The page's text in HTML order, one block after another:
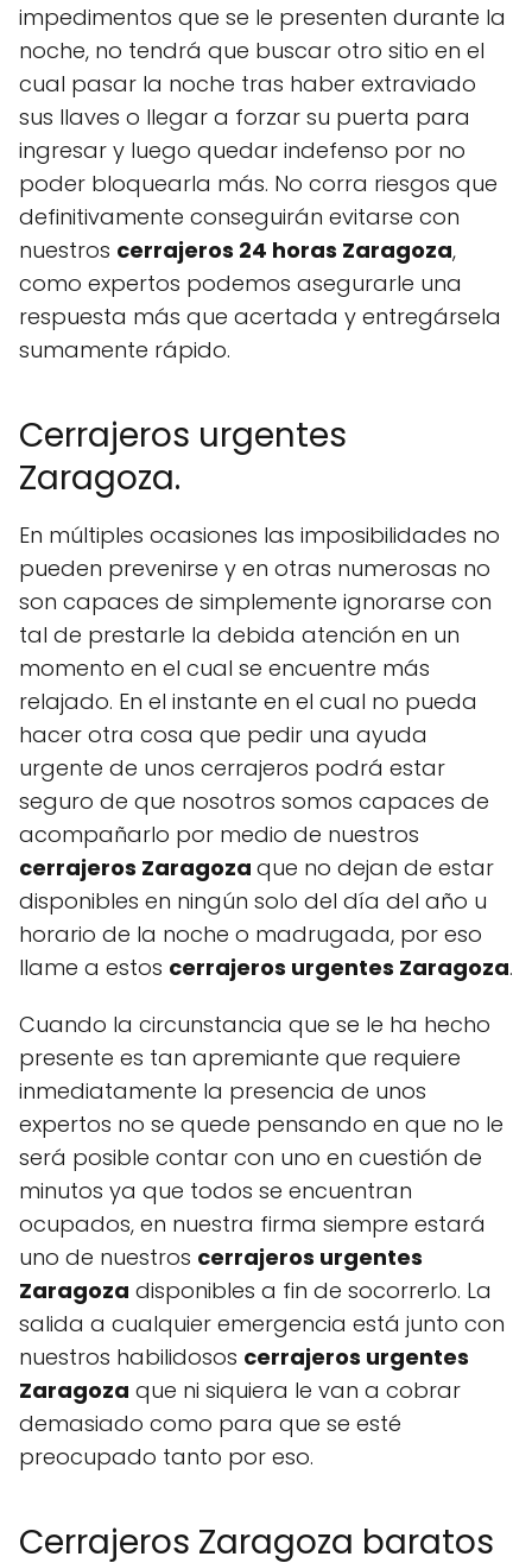
impedimentos que se le presenten durante la
noche, no tendrá que buscar otro sitio en el
cual pasar la noche tras haber extraviado
sus llaves o llegar a forzar su puerta para
ingresar y luego quedar indefenso por no
poder bloquearla más. No corra riesgos que
definitivamente conseguirán evitarse con
nuestros cerrajeros 24 horas Zaragoza,
como expertos podemos asegurarle una
respuesta más que acertada y entregársela
sumamente rápido.
Cerrajeros urgentes
Zaragoza.
En múltiples ocasiones las imposibilidades no
pueden prevenirse y en otras numerosas no
son capaces de simplemente ignorarse con
tal de prestarle la debida atención en un
momento en el cual se encuentre más
relajado. En el instante en el cual no pueda
hacer otra cosa que pedir una ayuda
urgente de unos cerrajeros podrá estar
seguro de que nosotros somos capaces de
acompañarlo por medio de nuestros
cerrajeros Zaragoza que no dejan de estar
disponibles en ningún solo del día del año u
horario de la noche o madrugada, por eso
llame a estos cerrajeros urgentes Zaragoza.
Cuando la circunstancia que se le ha hecho
presente es tan apremiante que requiere
inmediatamente la presencia de unos
expertos no se quede pensando en que no le
será posible contar con uno en cuestión de
minutos ya que todos se encuentran
ocupados, en nuestra firma siempre estará
uno de nuestros cerrajeros urgentes
Zaragoza disponibles a fin de socorrerlo. La
salida a cualquier emergencia está junto con
nuestros habilidosos cerrajeros urgentes
Zaragoza que ni siquiera le van a cobrar
demasiado como para que se esté
preocupado tanto por eso.
Cerrajeros Zaragoza baratos